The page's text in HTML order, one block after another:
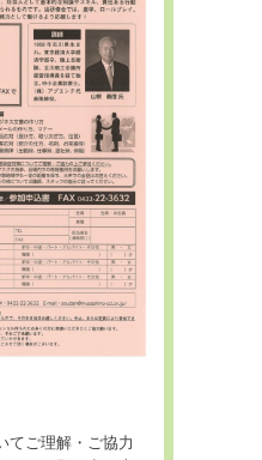
てご理解・ご協力